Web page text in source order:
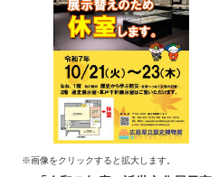
※画像をクリックすると拡大します。